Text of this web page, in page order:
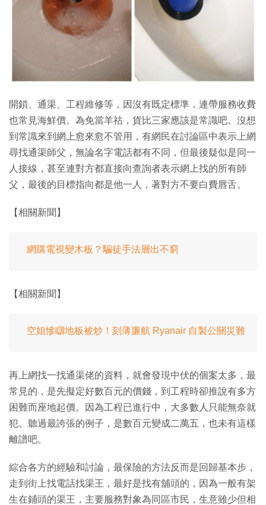
Enterprise Digital Transformation
開鎖、通渠、工程維修等，因沒有既定標準，連帶服務收費
也常見海鮮價。為免當羊祜，貨比三家應該是常識吧。沒想
到常識來到網上愈來愈不管用，有網民在討論區中表示上網
尋找通渠師父，無論名字電話都有不同，但最後疑似是同一
人接線，甚至連對方都直接向查詢者表示網上找的所有師
父，最後的目標指向都是他一人，著對方不要白費唇舌。
【相關新聞】
網購電視變木板？騙徒手法層出不窮
【相關新聞】
空姐慘瞓地板被炒！刻薄廉航 Ryanair 自製公關災難
再上網找一找通渠佬的資料，就會發現中伏的個案太多，最
常見的，是先擬定好數百元的價錢，到工程時卻推說有多方
困難而座地起價。因為工程已進行中，大多數人只能無奈就
犯。聽過最誇張的例子，是數百元變成二萬五，也未有這樣
離譜吧。
綜合各方的經驗和討論，最保險的方法反而是回歸基本步，
走到街上找電話找渠王，最好是找有舖頭的，因為一般有架
生在鋪頭的渠王，主要服務對象為同區市民，生意雖少但相